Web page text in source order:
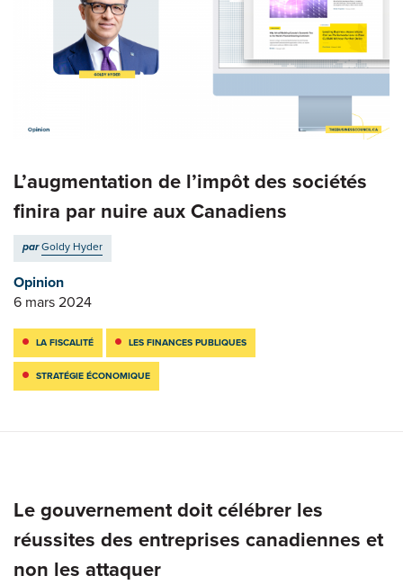
L’augmentation de l’impôt des sociétés
finira par nuire aux Canadiens
parGoldy Hyder
Opinion
6 mars 2024
LA FISCALITÉ LES FINANCES PUBLIQUES
STRATÉGIE ÉCONOMIQUE
Le gouvernement doit célébrer les
réussites des entreprises canadiennes et
non les attaquer